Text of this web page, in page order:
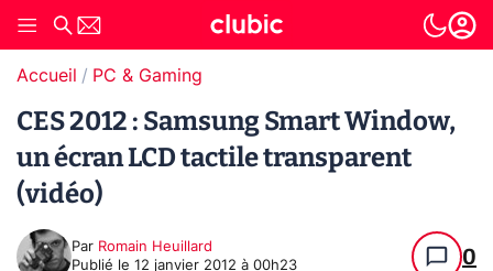
Accueil PC & Gaming
CES 2012 : Samsung Smart Window,
un écran LCD tactile transparent
(vidéo)
Par Romain Heuillard
Publié le 12 janvier 2012 à 00h23 0